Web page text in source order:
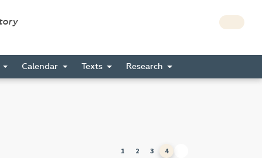
Calendar Texts Research
1 2 3 4